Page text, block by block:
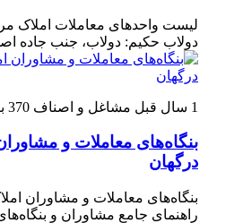
لیست واحدهای معاملات املاک
دولاب حکیم: دولاب، جنب جاده
1 سال قبل مشاغل و اصناف 370 بازدید
بنگاه‌های معاملات و
درگهان
بنگاه‌های معاملات و مشاوران
راهنمای جامع مشاوران و